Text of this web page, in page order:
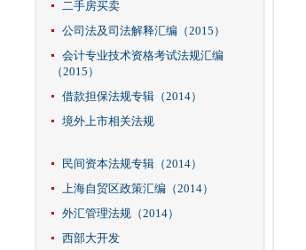
二手房买卖
公司法及司法解释汇编（2015）
会计专业技术资格考试法规汇编
（2015）
借款担保法规专辑（2014）
境外上市相关法规
民间资本法规专辑（2014）
上海自贸区政策汇编（2014）
外汇管理法规（2014）
西部大开发